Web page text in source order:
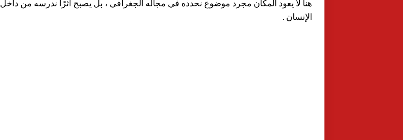
هنا لا يعود المكان مجرد موضوع نحدده في مجاله الجغرافي ، بل يصبح أثرًا ندرسه من داخل
الإنسان .